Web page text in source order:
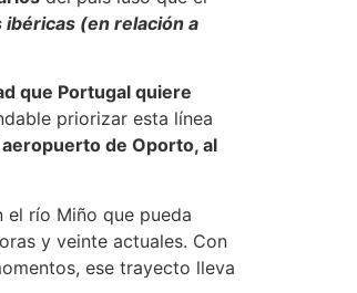
(en relación a
que Portugal quiere
priorizar esta línea
de Oporto, al
el río Miño que pueda
y veinte actuales. Con
ese trayecto lleva